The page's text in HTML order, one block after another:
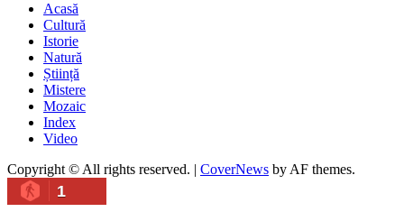
Acasă
Cultură
Istorie
Natură
Știință
Mistere
Mozaic
Index
Video
Copyright © All rights reserved.
CoverNews by AF themes.
1